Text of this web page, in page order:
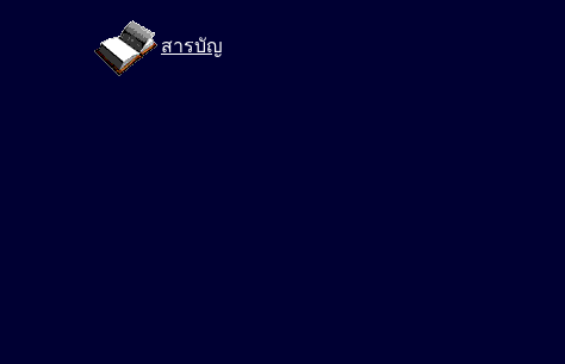
สารบัญ